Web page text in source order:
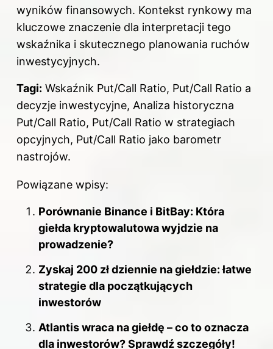
wyników finansowych. Kontekst rynkowy ma
kluczowe znaczenie dla interpretacji tego
wskaźnika i skutecznego planowania ruchów
inwestycyjnych.
Tagi: Wskaźnik Put/Call Ratio, Put/Call Ratio a
decyzje inwestycyjne, Analiza historyczna
Put/Call Ratio, Put/Call Ratio w strategiach
opcyjnych, Put/Call Ratio jako barometr
nastrojów.
Powiązane wpisy:
Porównanie Binance i BitBay: Która
giełda kryptowalutowa wyjdzie na
prowadzenie?
Zyskaj 200 zł dziennie na giełdzie: łatwe
strategie dla początkujących
inwestorów
Atlantis wraca na giełdę – co to oznacza
dla inwestorów? Sprawdź szczegóły!